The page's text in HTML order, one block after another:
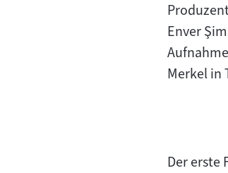
Enver
Merkel in
Der erste